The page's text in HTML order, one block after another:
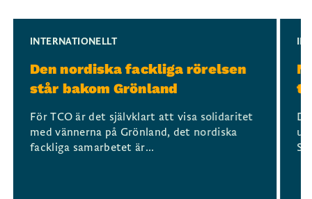
INTERNATIONELLT
Den nordiska fackliga rörelsen
står bakom Grönland
För TCO är det självklart att visa solidaritet
med vännerna på Grönland, det nordiska
fackliga samarbetet är...